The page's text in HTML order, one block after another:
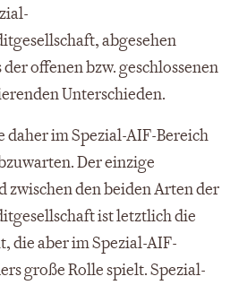
abgesehen
offenen bzw. geschlossenen
Unterschieden.
daher im Spezial-AIF-Bereich
Der einzige
zwischen den beiden Arten der
ist letztlich die
die aber im Spezial-AIF-
große Rolle spielt. Spezial-